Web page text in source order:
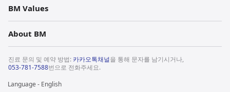
BM Values
About BM
진료 문의 및 예약 방법: 카카오톡채널을 통해 문자를 남기시거나,
053-781-7588번으로 전화주세요.
Language - English